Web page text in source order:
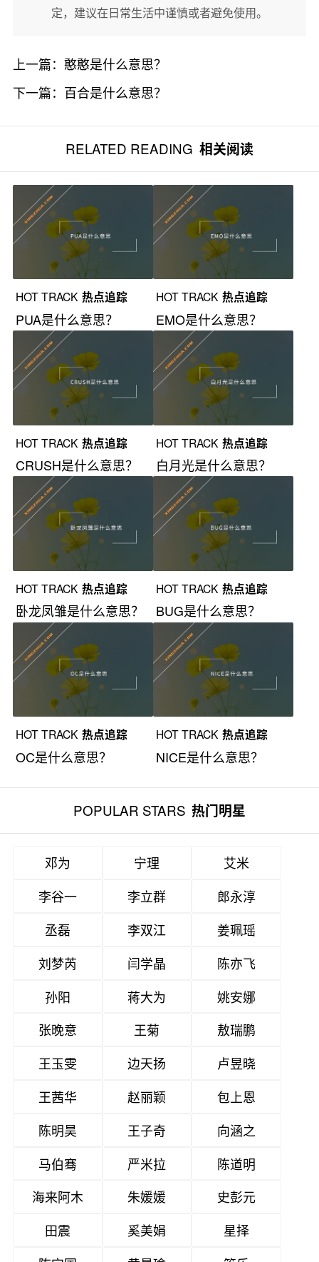
定，建议在日常生活中谨慎或者避免使用。
上一篇： 憨憨是什么意思？
下一篇： 百合是什么意思？
RELATED READING 相关阅读
HOT TRACK 热点追踪
PUA是什么意思？
HOT TRACK 热点追踪
EMO是什么意思？
HOT TRACK 热点追踪
CRUSH是什么意思？
HOT TRACK 热点追踪
白月光是什么意思？
HOT TRACK 热点追踪
卧龙凤雏是什么意思？
HOT TRACK 热点追踪
BUG是什么意思？
HOT TRACK 热点追踪
OC是什么意思？
HOT TRACK 热点追踪
NICE是什么意思？
POPULAR STARS 热门明星
邓为 宁理
艾米
李谷一
李立群
郎永淳
丞磊
李双江
姜珮瑶
刘梦芮
闫学晶
陈亦飞
孙阳
蒋大为
姚安娜
张晚意
王菊
敖瑞鹏
王玉雯
边天扬
卢昱晓
王茜华
赵丽颖
包上恩
陈明昊
王子奇
向涵之
马伯骞
严米拉
陈道明
海来阿木
朱媛媛
史彭元
田震
奚美娟
星择